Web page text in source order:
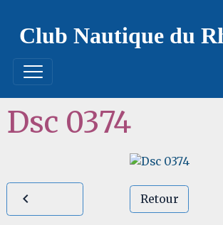
Club Nautique du
Dsc 0374
Retour